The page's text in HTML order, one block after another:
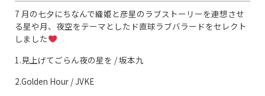
7 月の七夕にちなんで織姫と彦星のラブストーリーを連想させ
る星や月、夜空をテーマとしたド直球ラブバラードをセレクト
しました
1.見上げてごらん夜の星を / 坂本九
2.Golden Hour / JVKE